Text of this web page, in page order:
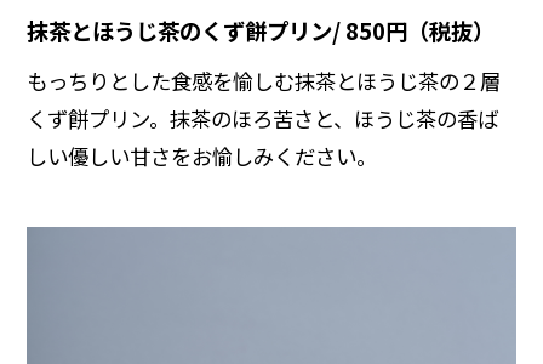
抹茶とほうじ茶のくず餅プリン/ 850円（税抜）
もっちりとした食感を愉しむ抹茶とほうじ茶の２層
くず餅プリン。抹茶のほろ苦さと、ほうじ茶の香ば
しい優しい甘さをお愉しみください。